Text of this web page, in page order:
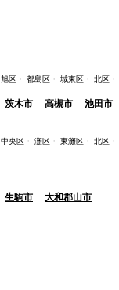
旭区 ・ 都島区 ・ 城東区 ・ 北区 ・
茨木市 高槻市 池田市
中央区 ・ 灘区 ・ 東灘区 ・ 北区 ・
生駒市 大和郡山市